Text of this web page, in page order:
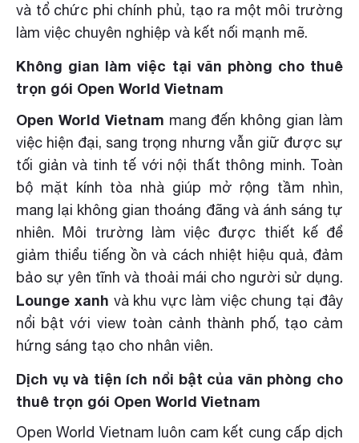
và tổ chức phi chính phủ, tạo ra một môi trường
làm việc chuyên nghiệp và kết nối mạnh mẽ.
Không gian làm việc tại văn phòng cho thuê
trọn gói Open World Vietnam
Open World Vietnam mang đến không gian làm
việc hiện đại, sang trọng nhưng vẫn giữ được sự
tối giản và tinh tế với nội thất thông minh. Toàn
bộ mặt kính tòa nhà giúp mở rộng tầm nhìn,
mang lại không gian thoáng đãng và ánh sáng tự
nhiên. Môi trường làm việc được thiết kế để
giảm thiểu tiếng ồn và cách nhiệt hiệu quả, đảm
bảo sự yên tĩnh và thoải mái cho người sử dụng.
Lounge xanh và khu vực làm việc chung tại đây
nổi bật với view toàn cảnh thành phố, tạo cảm
hứng sáng tạo cho nhân viên.
Dịch vụ và tiện ích nổi bật của văn phòng cho
thuê trọn gói Open World Vietnam
Open World Vietnam luôn cam kết cung cấp dịch